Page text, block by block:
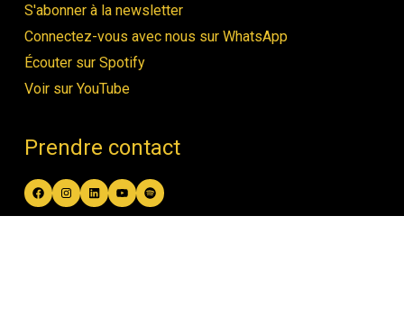
S'abonner à la newsletter
Connectez-vous avec nous sur WhatsApp
Écouter sur Spotify
Voir sur YouTube
Prendre contact
Facebook
Instagram
LinkedIn
YouTube
Spotify